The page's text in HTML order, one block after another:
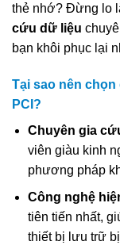
thẻ nhớ? Đừng lo
cứu dữ liệu
bạn khôi phục lại
Tại sao nên
PCI?
Chuyên gia
viên giàu kinh
phương pháp
Công nghệ
tiên tiến nhất,
thiết bị lưu trữ